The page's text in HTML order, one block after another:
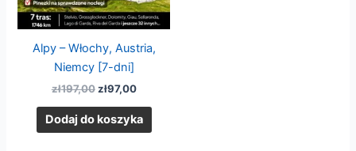
Alpy – Włochy, Austria,
Niemcy [7-dni]
zł197,00 zł97,00
Dodaj do koszyka